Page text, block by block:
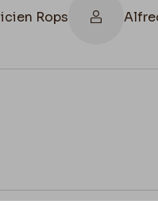
Rops
de